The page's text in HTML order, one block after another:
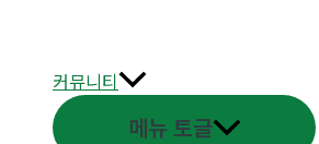
커뮤니티
메뉴 토글